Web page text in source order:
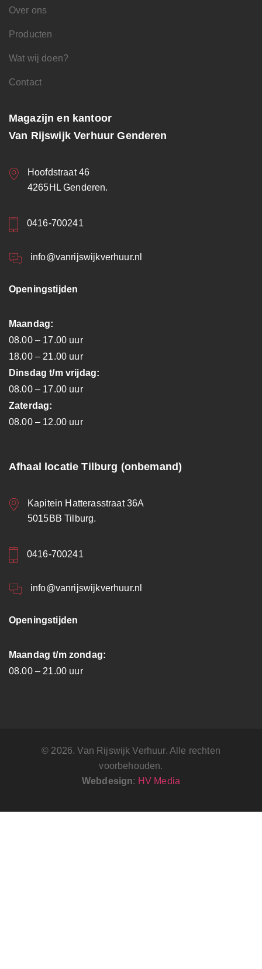
Over ons
Producten
Wat wij doen?
Contact
Magazijn en kantoor
Van Rijswijk Verhuur Genderen
Hoofdstraat 46
4265HL Genderen.
0416-700241
info@vanrijswijkverhuur.nl
Openingstijden
Maandag:
08.00 – 17.00 uur
18.00 – 21.00 uur
Dinsdag t/m vrijdag:
08.00 – 17.00 uur
Zaterdag:
08.00 – 12.00 uur
Afhaal locatie Tilburg (onbemand)
Kapitein Hatterasstraat 36A
5015BB Tilburg.
0416-700241
info@vanrijswijkverhuur.nl
Openingstijden
Maandag t/m zondag:
08.00 – 21.00 uur
© 2026. Van Rijswijk Verhuur. Alle rechten
voorbehouden.
Webdesign: HV Media